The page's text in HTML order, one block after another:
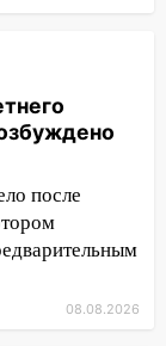
по
спроса:
после
08.08.2026